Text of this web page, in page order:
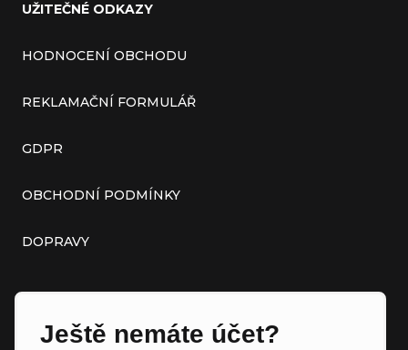
UŽITEČNÉ ODKAZY
HODNOCENÍ OBCHODU
REKLAMAČNÍ FORMULÁŘ
GDPR
OBCHODNÍ PODMÍNKY
DOPRAVY
Ještě nemáte účet?